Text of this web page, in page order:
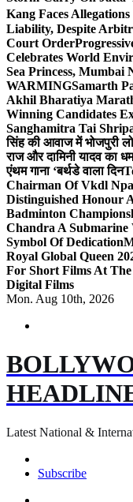
Kang Faces
Liability, Despite
Court Order
Celebrates World
Sea Princess,
WARMINGSamarth
Akhil Bharatiya
Winning Candidates
Sanghamitra Tai
सिंह की आवाज में भोजपुरी
राज और दामिनी यादव का
एंथम गाना ‘बर्थडे वाला दिन
Chairman Of Vkdl
Distinguished Honour
Badminton
Chandra A
Symbol Of Dedication
Royal Global Queen
For Short Films At
Digital Films
Mon. Aug 10th, 2026
Latest National &
Subscribe